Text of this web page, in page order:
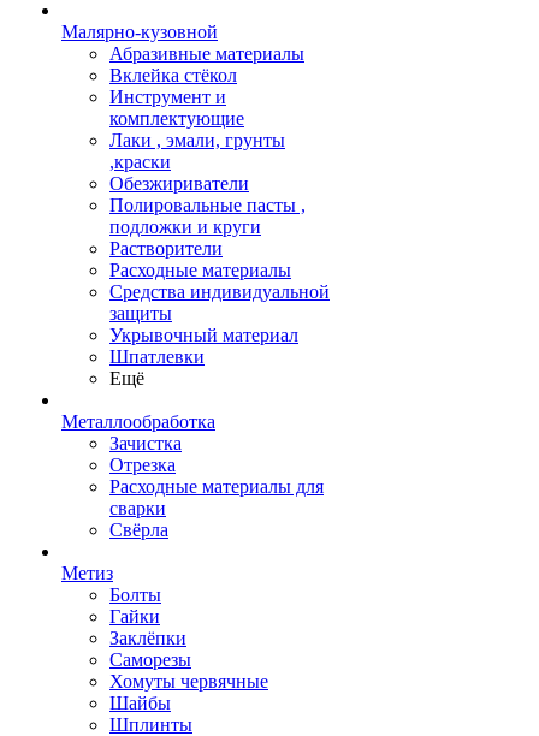
Малярно-кузовной
Абразивные материалы
Вклейка стёкол
Инструмент и
комплектующие
Лаки , эмали, грунты
,краски
Обезжириватели
Полировальные пасты ,
подложки и круги
Растворители
Расходные материалы
Средства индивидуальной
защиты
Укрывочный материал
Шпатлевки
Ещё
Металлообработка
Зачистка
Отрезка
Расходные материалы для
сварки
Свёрла
Метиз
Болты
Гайки
Заклёпки
Саморезы
Хомуты червячные
Шайбы
Шплинты